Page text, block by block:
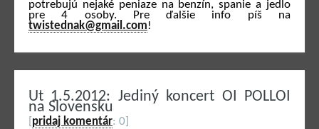
potrebujú nejaké peniaze na benzín, spanie a jedlo
pre 4 osoby. Pre ďalšie info píš na
twistednak@gmail.com!
Ut 1.5.2012: Jediný koncert OI POLLOI
na Slovensku
pridaj komentár: 0]